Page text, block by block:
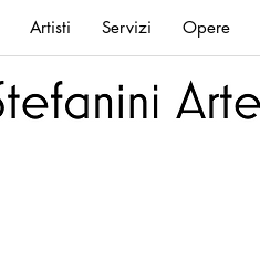
Artisti Servizi Opere